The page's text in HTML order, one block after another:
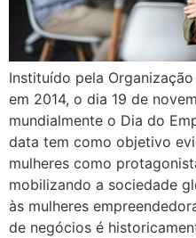
Instituído pela
em 2014, o dia 19 de
mundialmente o Dia do
data tem como objetivo
mulheres como
mobilizando a sociedade
às mulheres
de negócios é